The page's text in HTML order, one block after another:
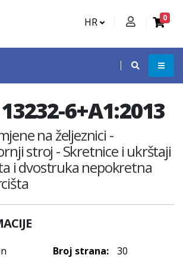
HR 0
6+A1:2013
na željeznici -
stroj - Skretnice i ukrštaji
i dvostruka nepokretna
Broj strana: 30